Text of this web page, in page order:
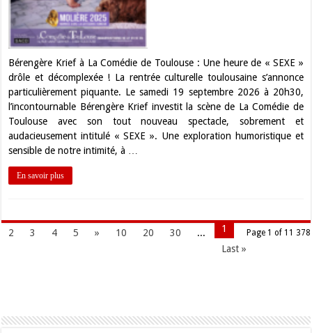
Bérengère Krief à La Comédie de Toulouse : Une heure de « SEXE »
drôle et décomplexée ! La rentrée culturelle toulousaine s’annonce
particulièrement piquante. Le samedi 19 septembre 2026 à 20h30,
l’incontournable Bérengère Krief investit la scène de La Comédie de
Toulouse avec son tout nouveau spectacle, sobrement et
audacieusement intitulé « SEXE ». Une exploration humoristique et
sensible de notre intimité, à …
En savoir plus
Page 1 of 11 378
1
2 3 4 5 » 10 20 30
...
Last »